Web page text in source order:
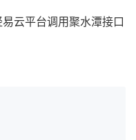
云平台调用聚水潭接口